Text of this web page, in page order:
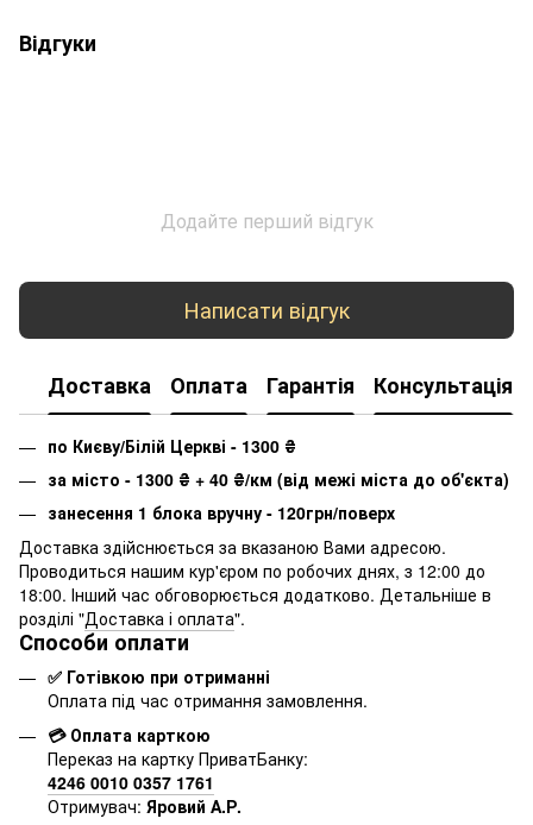
Відгуки
Додайте перший відгук
Написати відгук
Доставка Оплата Гарантія Консультація
по Києву/Білій Церкві - 1300 ₴
за місто - 1300 ₴ + 40 ₴/км (від межі міста до об'єкта)
занесення 1 блока вручну - 120грн/поверх
Доставка здійснюється за вказаною Вами адресою.
Проводиться нашим кур'єром по робочих днях, з 12:00 до
18:00. Інший час обговорюється додатково. Детальніше в
розділі "Доставка і оплата".
Способи оплати
✅ Готівкою при отриманні
Оплата під час отримання замовлення.
💳 Оплата карткою
Переказ на картку ПриватБанку:
4246 0010 0357 1761
Отримувач: Яровий А.Р.